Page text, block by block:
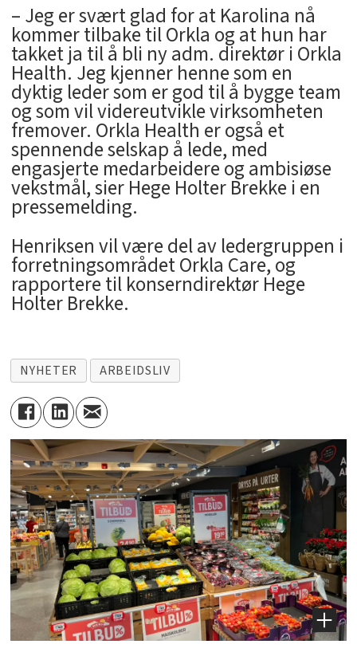
– Jeg er svært glad for at Karolina nå
kommer tilbake til Orkla og at hun har
takket ja til å bli ny adm. direktør i Orkla
Health. Jeg kjenner henne som en
dyktig leder som er god til å bygge team
og som vil videreutvikle virksomheten
fremover. Orkla Health er også et
spennende selskap å lede, med
engasjerte medarbeidere og ambisiøse
vekstmål, sier Hege Holter Brekke i en
pressemelding.
Henriksen vil være del av ledergruppen i
forretningsområdet Orkla Care, og
rapportere til konserndirektør Hege
Holter Brekke.
NYHETER ARBEIDSLIV